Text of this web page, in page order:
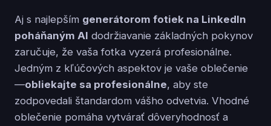
Aj s najlepším generátorom fotiek na LinkedIn
poháňaným AI dodržiavanie základných pokynov
zaručuje, že vaša fotka vyzerá profesionálne.
Jedným z kľúčových aspektov je vaše oblečenie
—obliekajte sa profesionálne, aby ste
zodpovedali štandardom vášho odvetvia. Vhodné
oblečenie pomáha vytvárať dôveryhodnosť a